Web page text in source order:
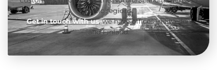
Baltic regions.
Get in touch with us, we have offices in Sweden
and Finland.